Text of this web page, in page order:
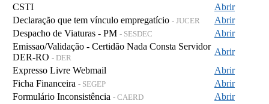
CSTI
Abrir
Declaração que tem vínculo empregatício - JUCER
Abrir
Despacho de Viaturas - PM - SESDEC
Abrir
Emissao/Validação - Certidão Nada Consta Servidor
DER-RO - DER
Abrir
Expresso Livre Webmail
Abrir
Ficha Financeira - SEGEP
Abrir
Formulário Inconsistência - CAERD
Abrir